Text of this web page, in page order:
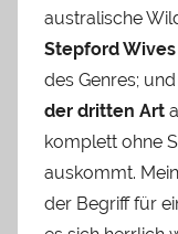
australische
Stepford Wives
des Genres; und
der dritten Art
komplett ohne
auskommt.
der Begriff für